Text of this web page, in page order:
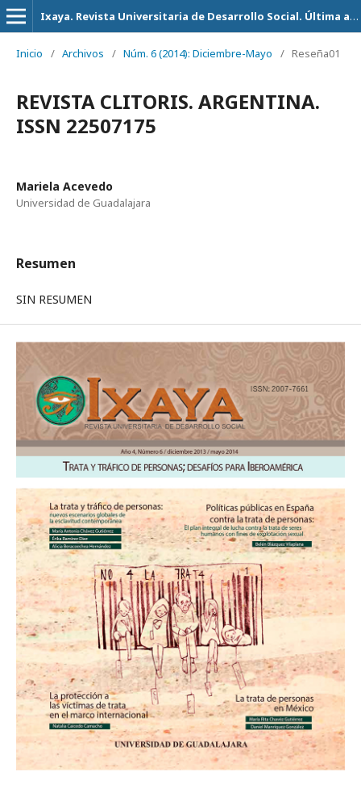
Ixaya. Revista Universitaria de Desarrollo Social. Última actualización 14 de Julio del 2026
Inicio / Archivos / Núm. 6 (2014): Diciembre-Mayo / Reseña01
REVISTA CLITORIS. ARGENTINA.
ISSN 22507175
Mariela Acevedo
Universidad de Guadalajara
Resumen
SIN RESUMEN